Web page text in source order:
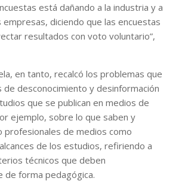
está dañando a la industria y a
empresas, diciendo que las encuestas
resultados con voto voluntario”,
en tanto, recalcó los problemas que
de desconocimiento y desinformación
que se publican en medios de
ejemplo, sobre lo que saben y
profesionales de medios como
de los estudios, refiriendo a
técnicos que deben
de forma pedagógica.